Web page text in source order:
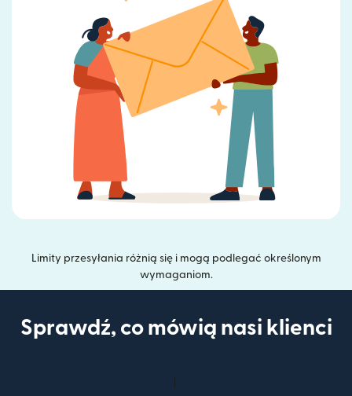
Limity przesyłania różnią się i mogą podlegać określonym
wymaganiom.
Sprawdź, co mówią nasi klienci